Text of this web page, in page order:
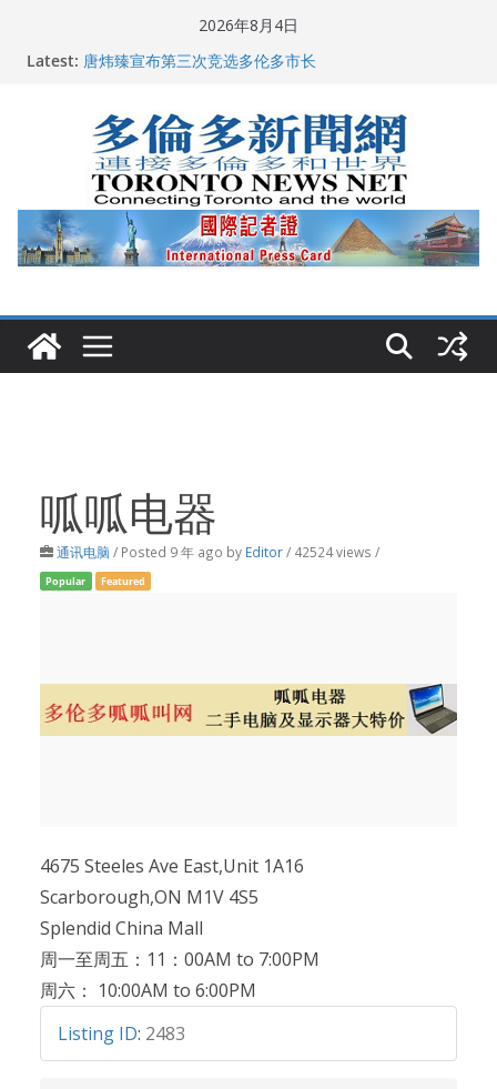
2026年8月4日
Latest: 唐炜臻宣布第三次竞选多伦多市长
多伦多市长选举拉开帷幕 多名华人候选人宣布角逐
2026深圳国际佛事用品展览会暨沉香文化艺术展开幕盛
典纪实
呱呱电器
通讯电脑 / Posted 9 年 ago by Editor/ 42524 views /
Popular Featured
4675 Steeles Ave East,Unit 1A16
Scarborough,ON M1V 4S5
Splendid China Mall
周一至周五：11：00AM to 7:00PM
周六： 10:00AM to 6:00PM
Listing ID: 2483